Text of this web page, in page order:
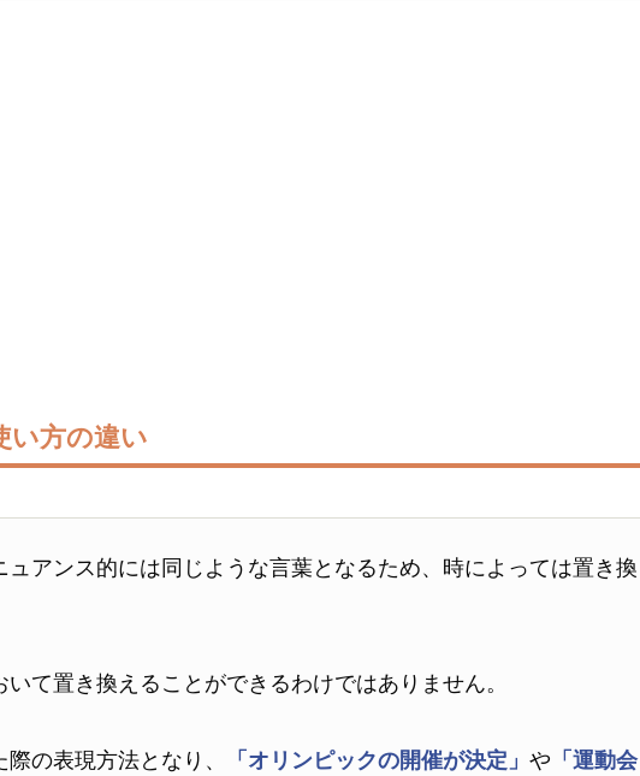
い方の違い
ュアンス的には同じような言葉となるため、時によっては置き換
て置き換えることができるわけではありません。
の表現方法となり、 「オリンピックの開催が決定」や 「運動会